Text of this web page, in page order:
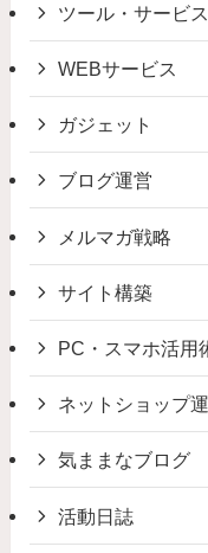
ツール・サービス
WEBサービス
ガジェット
ブログ運営
メルマガ戦略
サイト構築
PC・スマホ活用
ネットショップ
気ままなブログ
活動日誌